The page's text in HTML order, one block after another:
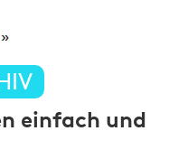
»
einfach und